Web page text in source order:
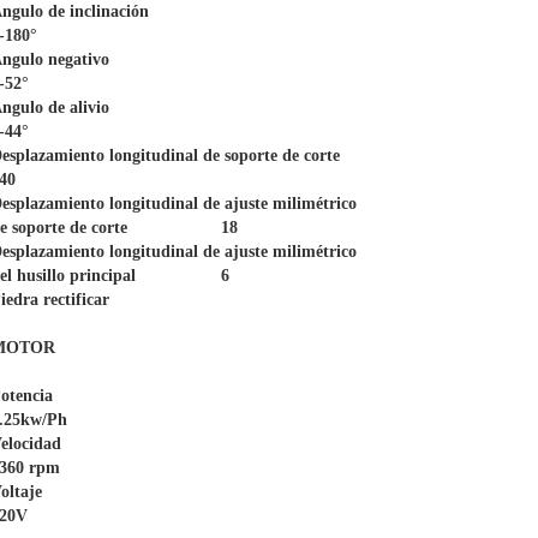
de inclinación
180°
negativo
52°
de alivio
44°
longitudinal de soporte de corte
longitudinal de ajuste milimétrico
soporte de corte			18
longitudinal de ajuste milimétrico
husillo principal			6
rectificar
Ph
rpm